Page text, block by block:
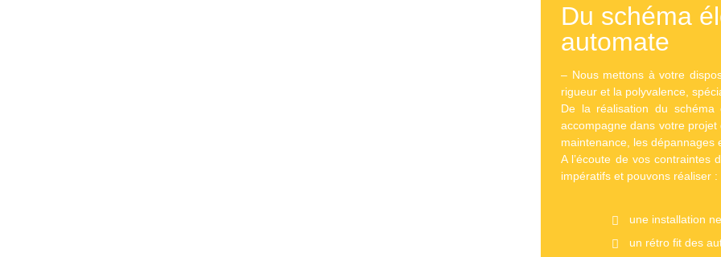
Du schéma
automate
– Nous mettons à votre
rigueur et la polyvalence,
De la réalisation du
accompagne dans votre
maintenance, les dépannages
A l’écoute de vos contraintes
impératifs et pouvons réaliser :
une installation
un rétro fit des